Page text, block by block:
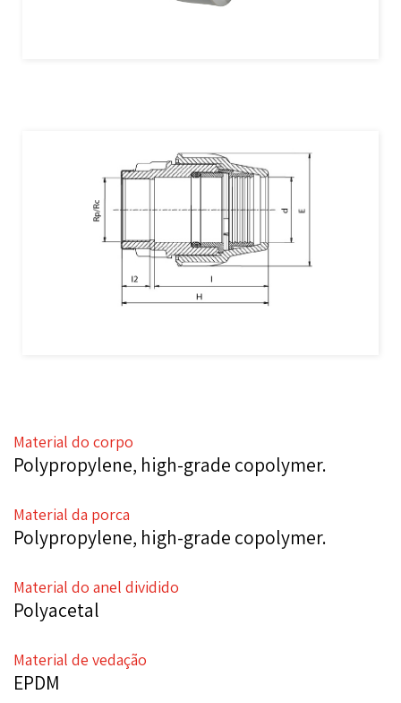
Material do corpo
Polypropylene, high-grade copolymer.
Material da porca
Polypropylene, high-grade copolymer.
Material do anel dividido
Polyacetal
Material de vedação
EPDM